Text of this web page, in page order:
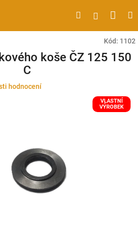
HledatPřihlášení
Kód: 1102
koše ČZ 125 150
C
hodnocení
VLASTNÍ
VÝROBEK